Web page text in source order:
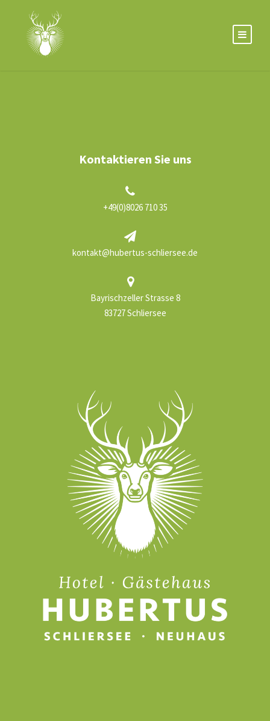
Kontaktieren Sie uns
+49(0)8026 710 35
kontakt@hubertus-schliersee.de
Bayrischzeller Strasse 8
83727 Schliersee